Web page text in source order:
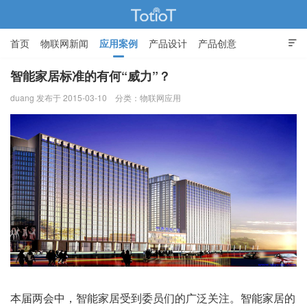
物联网的那些事 - Totiot

首页 物联网新闻 应用案例 产品设计 产品创意
智能家居
智能家居标准的有何“威力”？
duang 发布于 2015-03-10 分类： 物联网应用
本届两会中，智能家居受到委员们的广泛关注。智能家居的